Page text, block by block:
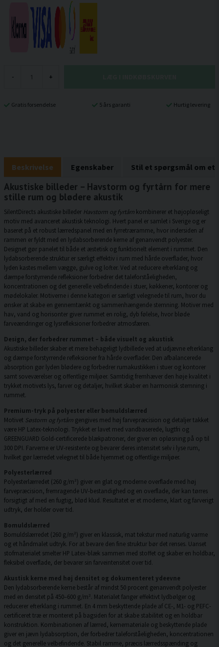
- +
Gratis forsendelse 5 års garanti Hurtig levering
Beskrivelse Egenskaber Stil et spørgsmål om et
Akustiske billeder – Havstorm og fyrtårn for mere
stille rum og blødere akustik
SilentDirects akustiske billeder Havstorm og fyrtårn kombinerer et højopløseligt
motiv med avanceret akustisk teknologi. Hvert panel er samlet i Sverige og er
baseret på et robust lærredspanel med en fyrretræramme, hvor indersiden af
rammen er fyldt med en lydabsorberende kerne af genanvendt polyester.
Designet gør panelet til både et æstetisk og funktionelt element i rummet. Den
lydabsorberende struktur er særligt effektiv i rum med hårde overflader, hvor
lyden kastes mellem vægge, gulve og lofter. Ved at reducere efterklang og
dæmpe forstyrrende refleksioner forbedrer det taleforståeligheden,
koncentrationen og det generelle velbefindende i stuer, køkkener, kontorer og
mødelokaler. Motiverne i denne kategori er særligt velegnede til rum, hvor du
ønsker at skabe en gennemtænkt og sammenhængende stemning. Motiver med
hav, vand og horisonter giver rummet en rolig, dyb følelse, hvor bløde
farveændringer og lysrefleksioner forbedrer atmosfæren.
Design, der forbedrer rummet – både visuelt og akustisk
Akustiske billeder skaber et mere behageligt lydbillede ved at udjævne efterklang
og dæmpe forstyrrende refleksioner fra hårde overflader. Den afbalancerede
absorption gør lyden blødere og forbedrer rumakustikken i stuer og kontorer
samt soveværelser og offentlige miljøer. Samtidig fremhæver den høje kvalitet i
trykket motivets lys, farver og detaljer, hvilket skaber en harmonisk stemning i
rummet.
Premium-tryk på polyester eller bomuldslærred
Motivet Søstorm og fyrtårn gengives med høj farvepræcision og detaljer takket
være HP Latex-teknologi. Trykket er lavet med vandbaserede, lugtfri og
GREENGUARD Gold-certificerede blækpatroner, der giver en opløsning på op til
300 DPI. Farverne er UV-resistente og bevarer deres intensitet selv i lyse rum,
hvilket gør lærredet velegnet til både hjemmet og offentlige miljøer.
Polyesterlærred
Polyesterlærredet (260 g/m²) giver en glat og moderne overflade med høj
farvepræcision, fremragende UV-bestandighed og en overflade, der kan tørres
forsigtigt af med en fugtig, blød klud. Resultatet er et moderne, klart og farverigt
udtryk, der holder over tid.
Bomuldslærred
Bomuldslærredet (260 g/m²) giver en klassisk, mat tekstur med naturlig varme
og et håndmalet udtryk. For at bevare den fine struktur bør det renses. Uanset
stofmaterialet smelter HP Latex-blæk sammen med stoffet og skaber en holdbar,
fleksibel overflade, der bevarer sin farveintensitet over tid.
Akustisk kerne med høj densitet og dokumenteret ydeevne
Den lydabsorberende kerne består af mindst 50 procent genanvendt polyester
med en densitet på 450–600 g/m². Materialet fanger effektivt lydbølger og
reducerer efterklang i rummet. En 4 mm beskyttende plade af CE-, M1- og PEFC-
certificeret træ er monteret på bagsiden for at skabe stabilitet og en holdbar
konstruktion. Kombinationen af lærred, kernemateriale og beskyttende plade
giver en jævn lydabsorption, der forbedrer taleforståeligheden, koncentrationen
og det generelle velbefindende. Stabil ramme, præcis lærredsspænding og